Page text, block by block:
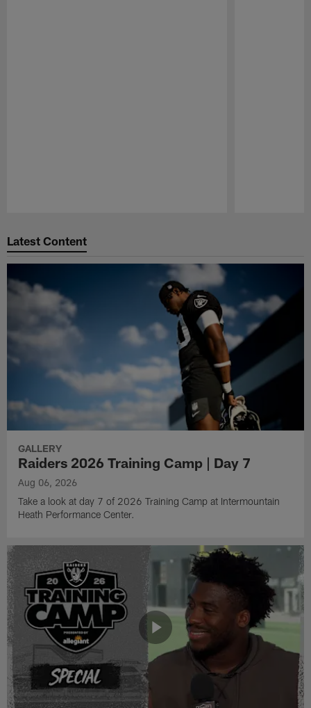
Latest Content
GALLERY
Raiders 2026 Training Camp | Day 7
Aug 06, 2026
Take a look at day 7 of 2026 Training Camp at Intermountain
Heath Performance Center.